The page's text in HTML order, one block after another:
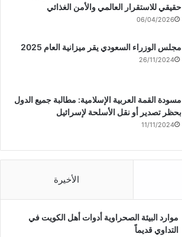
حقيقي للاستقرار العالمي والأمن الغذائي
06/04/2026
مجلس الوزراء السعودي يقر ميزانية العام 2025
26/11/2024
مسودة القمة العربية الإسلامية: مطالبة جميع الدول
بحظر تصدير أو نقل الأسلحة لإسرائيل
11/11/2024
الأخيرة
موارد البيئة الصحراوية أدوات أهل الكويت في
التداوي قديماً